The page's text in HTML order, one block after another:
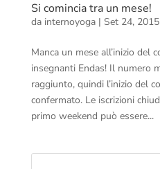
Si comincia tra un mese!
da internoyoga| Set 24, 2015
Manca un mese all’inizio del
insegnanti Endas! Il numero
raggiunto, quindi l’inizio del
confermato. Le iscrizioni
primo weekend può essere...